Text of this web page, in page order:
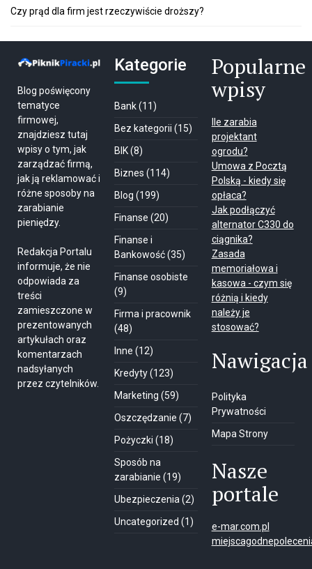
Czy prąd dla firm jest rzeczywiście droższy?
Blog poświęcony
tematyce
firmowej,
znajdziesz tutaj
wpisy o tym, jak
zarządzać firmą,
jak ją reklamować i
różne sposoby na
zarabianie
pieniędzy.
Redakcja Portalu
informuje, że nie
odpowiada za
treści
zamieszczone w
prezentowanych
artykułach oraz
komentarzach
nadsyłanych
przez czytelników.
Kategorie
Bank(11)
Bez kategorii (15)
BIK(8)
Biznes (114)
Blog (199)
Finanse (20)
Finanse i
Bankowość(35)
Finanse osobiste
(9)
Firma i pracownik
(48)
Inne (12)
Kredyty(123)
Marketing (59)
Oszczędzanie (7)
Pożyczki (18)
Sposób na
zarabianie (19)
Ubezpieczenia (2)
Uncategorized (1)
Popularne
wpisy
Ile zarabia
projektant
ogrodu?
Umowa z Pocztą
Polską - kiedy się
opłaca?
Jak podłączyć
alternator C330 do
ciągnika?
Zasada
memoriałowa i
kasowa - czym się
różnią i kiedy
należy je
stosować?
Nawigacja
Polityka
Prywatności
Mapa Strony
Nasze
portale
e-mar.com.pl